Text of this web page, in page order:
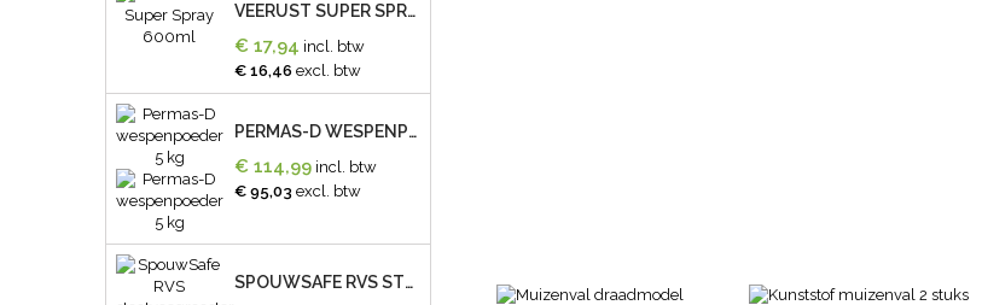
VEERUST SUPER SPRAY 600ML
€ 17,94 incl. btw
€ 16,46 excl. btw
PERMAS-D WESPENPOEDER 5 KG
€ 114,99 incl. btw
€ 95,03 excl. btw
SPOUWSAFE RVS STOOTVOEGROOSTER 4 CM